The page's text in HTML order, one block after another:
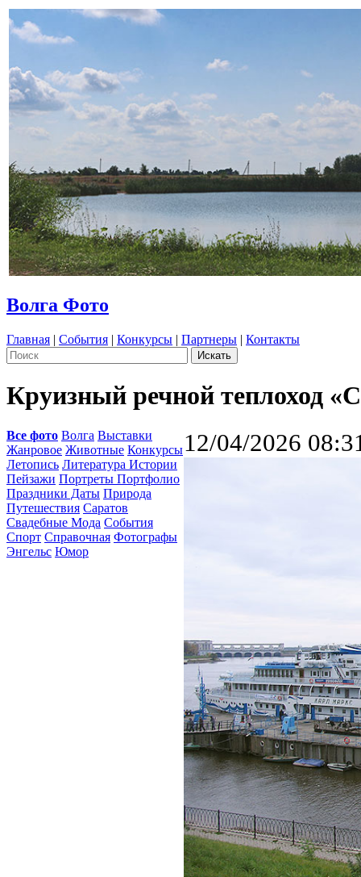
Волга Фото
Главная | События | Конкурсы | Партнеры | Контакты
Круизный речной теплоход
Все фото Волга Выставки
Жанровое Животные Конкурсы
Летопись Литература Истории
Пейзажи Портреты Портфолио
Праздники Даты Природа
Путешествия Саратов
Свадебные Мода События
Спорт Справочная Фотографы
Энгельс Юмор
12/04/2026